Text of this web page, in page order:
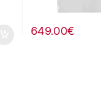
649.00€